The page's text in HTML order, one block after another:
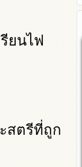
ยนไฟ
สตรีที่ถูก